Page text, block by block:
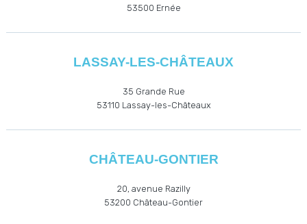
53500 Ernée
LASSAY-LES-CHÂTEAUX
35 Grande Rue
53110 Lassay-les-Châteaux
CHÂTEAU-GONTIER
20, avenue Razilly
53200 Château-Gontier